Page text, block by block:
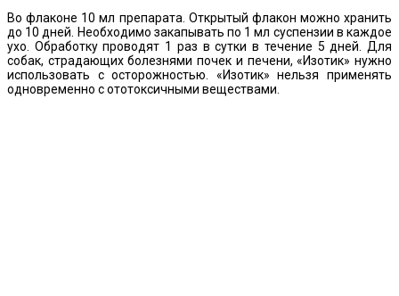
Во флаконе 10 мл препарата. Открытый флакон можно хранить
до 10 дней. Необходимо закапывать по 1 мл суспензии в каждое
ухо. Обработку проводят 1 раз в сутки в течение 5 дней. Для
собак, страдающих болезнями почек и печени, «Изотик» нужно
использовать с осторожностью. «Изотик» нельзя применять
одновременно с ототоксичными веществами.